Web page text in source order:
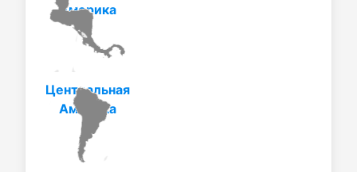
Америка
Центральная
Америка